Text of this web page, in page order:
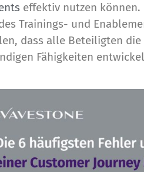
effektiv nutzen können.
Trainings- und
dass alle Beteiligten
Fähigkeiten